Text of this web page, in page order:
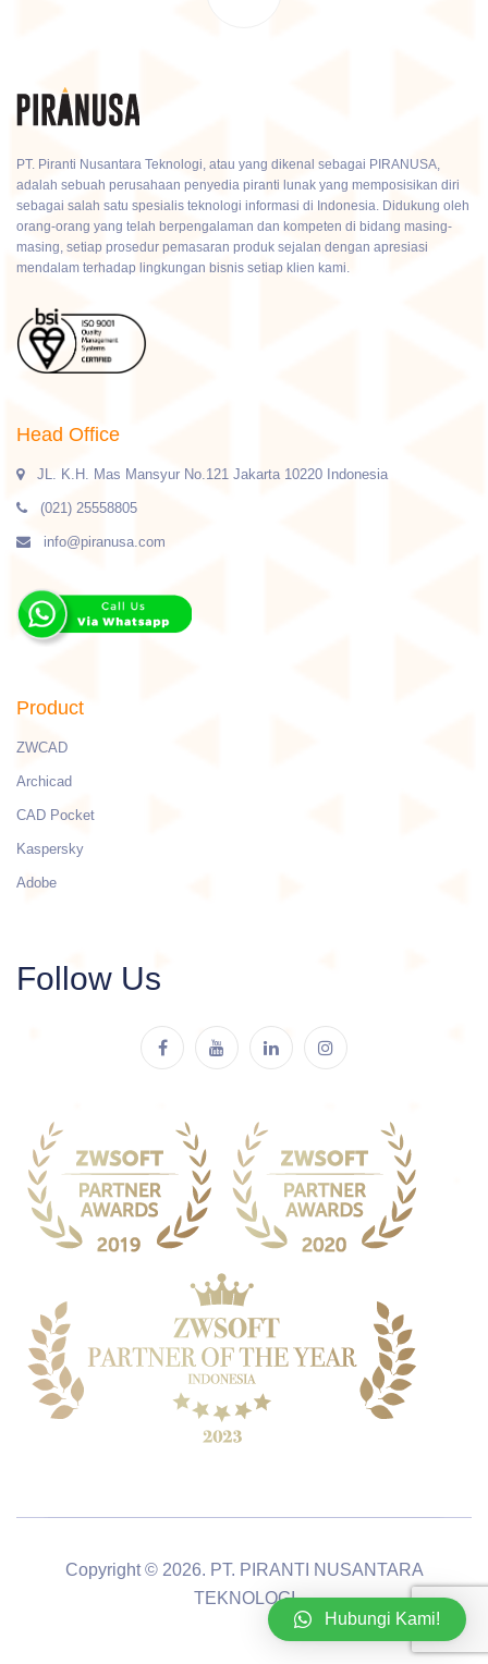
PT. Piranti Nusantara Teknologi, atau yang dikenal sebagai PIRANUSA,
adalah sebuah perusahaan penyedia piranti lunak yang memposisikan diri
sebagai salah satu spesialis teknologi informasi di Indonesia. Didukung oleh
orang-orang yang telah berpengalaman dan kompeten di bidang masing-
masing, setiap prosedur pemasaran produk sejalan dengan apresiasi
mendalam terhadap lingkungan bisnis setiap klien kami.
Head Office
JL. K.H. Mas Mansyur No.121 Jakarta 10220 Indonesia
(021) 25558805
info@piranusa.com
Product
ZWCAD
Archicad
CAD Pocket
Kaspersky
Adobe
Follow Us
Copyright © 2026. PT. PIRANTI NUSANTARA
TEKNOLOGI
Hubungi Kami!